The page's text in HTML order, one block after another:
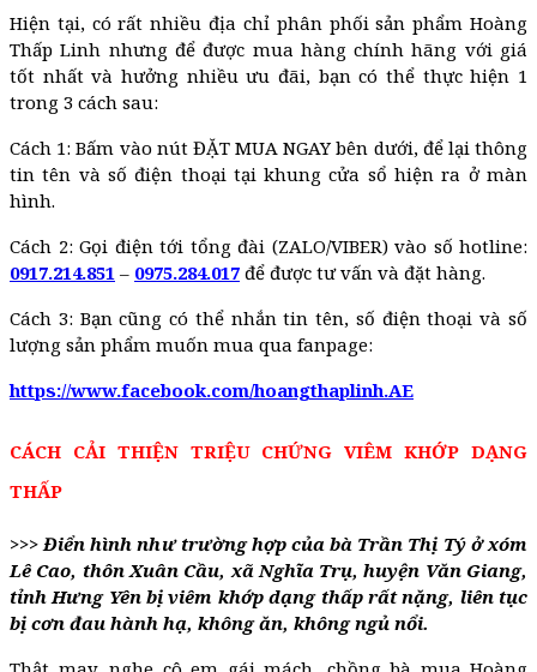
Hiện tại, có rất nhiều địa chỉ phân phối sản phẩm Hoàng
Thấp Linh nhưng để được mua hàng chính hãng với giá
tốt nhất và hưởng nhiều ưu đãi, bạn có thể thực hiện 1
trong 3 cách sau:
Cách 1: Bấm vào nút ĐẶT MUA NGAY bên dưới, để lại thông
tin tên và số điện thoại tại khung cửa sổ hiện ra ở màn
hình.
Cách 2: Gọi điện tới tổng đài (ZALO/VIBER) vào số hotline:
0917.214.851 – 0975.284.017 để được tư vấn và đặt hàng.
Cách 3: Bạn cũng có thể nhắn tin tên, số điện thoại và số
lượng sản phẩm muốn mua qua fanpage:
https://www.facebook.com/hoangthaplinh.AE
CÁCH CẢI THIỆN TRIỆU CHỨNG VIÊM KHỚP DẠNG
THẤP
>>> Điển hình như trường hợp của bà Trần Thị Tý ở xóm
Lê Cao, thôn Xuân Cầu, xã Nghĩa Trụ, huyện Văn Giang,
tỉnh Hưng Yên bị viêm khớp dạng thấp rất nặng, liên tục
bị cơn đau hành hạ, không ăn, không ngủ nổi.